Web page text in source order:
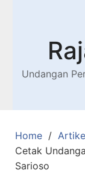
Undangan
Home
Cetak
Sarioso